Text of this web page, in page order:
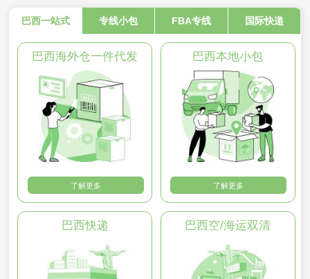
巴西一站式 专线小包 FBA专线 国际快递
巴西海外仓一件代发
了解更多
巴西本地小包
了解更多
巴西快递 巴西空/海运双清